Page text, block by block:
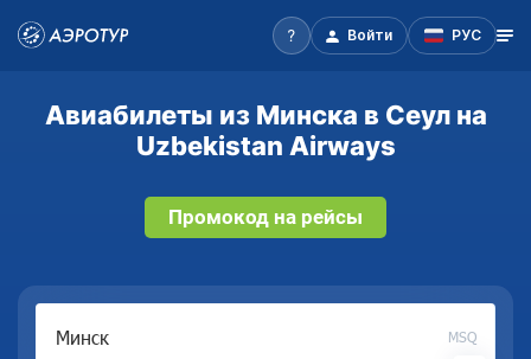
Войти РУС
Авиабилеты из Минска в Сеул на
Uzbekistan Airways
Промокод на рейсы
MSQ